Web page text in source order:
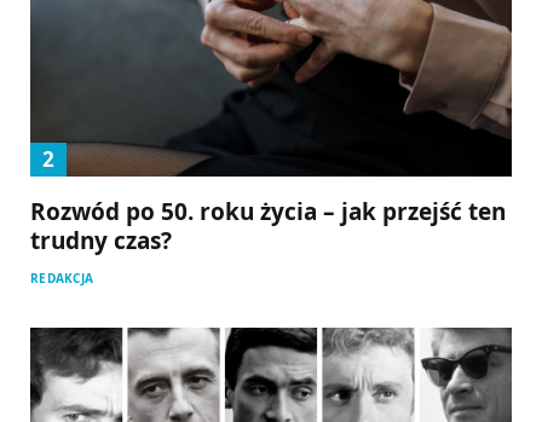
Rozwód po 50. roku życia – jak przejść ten
trudny czas?
REDAKCJA